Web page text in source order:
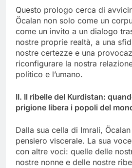
Questo prologo cerca di
Öcalan non solo come un
come un invito a un dialogo
nostre proprie realtà, a una
nostre certezze e una
riconfigurare la nostra
politico e l’umano.
II. Il ribelle del Kurdistan:
prigione libera i popoli del
Dalla sua cella di Imrali,
pensiero viscerale. La sua
con altre voci: quelle delle
nostre nonne e delle nostre